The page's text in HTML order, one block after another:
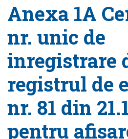
Anexa 1A
nr. unic de
inregistrare
registrul de
nr. 81 din
pentru